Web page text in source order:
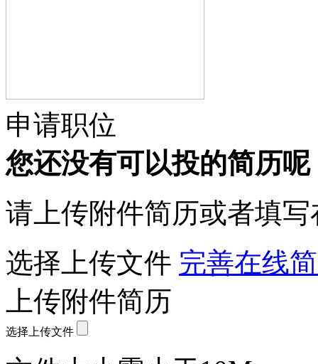
申请职位
您还没有可以投的简历呢
请上传附件简历或者填
选择上传文件 完善在线
上传附件简历
选择上传文件